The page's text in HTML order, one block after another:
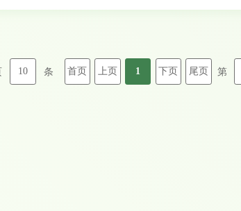
10 条 首页 上页 1 下页 尾页 第